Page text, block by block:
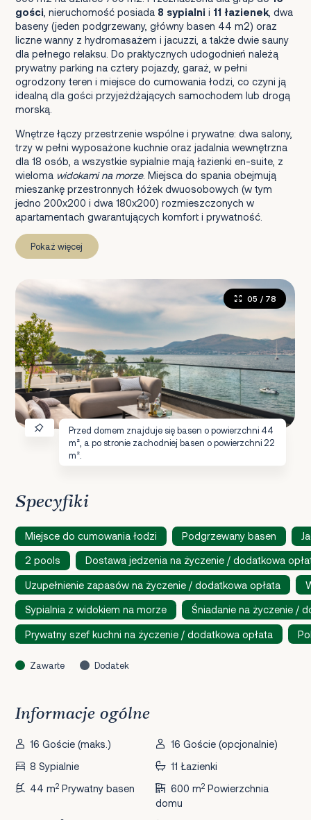
gości , nieruchomość posiada 8 sypialni i 11 łazienek, dwa
baseny (jeden podgrzewany, główny basen 44 m2) oraz
liczne wanny z hydromasażem i jacuzzi, a także dwie sauny
dla pełnego relaksu. Do praktycznych udogodnień należą
prywatny parking na cztery pojazdy, garaż, w pełni
ogrodzony teren i miejsce do cumowania łodzi, co czyni ją
idealną dla gości przyjeżdżających samochodem lub drogą
morską.
Wnętrze łączy przestrzenie wspólne i prywatne: dwa salony,
trzy w pełni wyposażone kuchnie oraz jadalnia wewnętrzna
dla 18 osób, a wszystkie sypialnie mają łazienki en-suite, z
wieloma widokami na morze. Miejsca do spania obejmują
mieszankę przestronnych łóżek dwuosobowych (w tym
jedno 200x200 i dwa 180x200) rozmieszczonych w
apartamentach gwarantujących komfort i prywatność.
Pokaż więcej
Przed domem znajduje się basen o powierzchni 44
m², a po stronie zachodniej basen o powierzchni 22
m².
05 / 78
Specyfiki
Miejsce do cumowania łodzi Podgrzewany basen
2 pools Dostawa jedzenia na życzenie / dodatkowa
Uzupełnienie zapasów na życzenie / dodatkowa opłata
Sypialnia z widokiem na morze Śniadanie na życzenie /
Prywatny szef kuchni na życzenie / dodatkowa opłata
Zawarte Dodatek
Informacje ogólne
16 Goście (maks.)
16 Goście (opcjonalnie)
8 Sypialnie
11 Łazienki
44 m2 Prywatny basen 600 m2Powierzchnia
domu